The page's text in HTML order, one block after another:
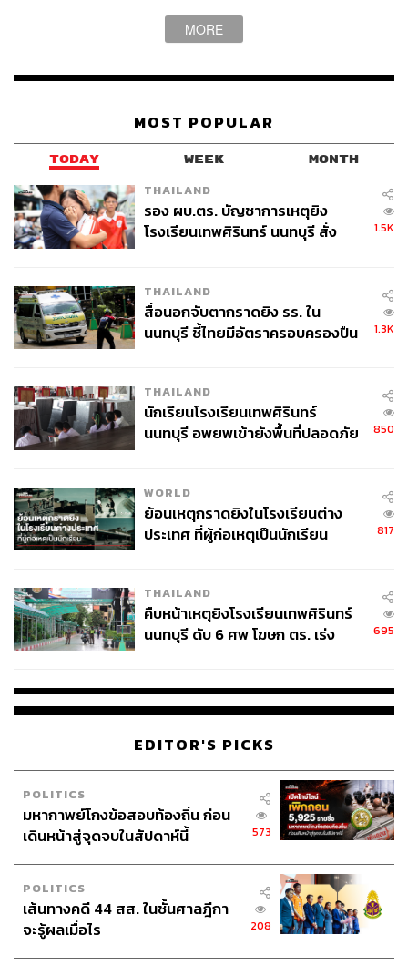
United Arab Emirates ก๊าซธรรมชาติ
Donald Trump
Masoud Pezeshkian
Saudi Arabia
Iran Israel War
ABOUT THE AUTHOR
ณรงค์กร มโนจันทร์เพ็ญ
MORE
MOST POPULAR
TODAY WEEK MONTH
THAILAND
รอง ผบ.ตร. บัญชาการเหตุยิง
โรงเรียนเทพศิรินทร์ นนทบุรี สั่ง
1.5K
THAILAND
สื่อนอกจับตากราดยิง รร. ใน
นนทบุรี ชี้ไทยมีอัตราครอบครองปืน
1.3K
THAILAND
นักเรียนโรงเรียนเทพศิรินทร์
นนทบุรี อพยพเข้ายังพื้นที่ปลอดภัย
850
WORLD
ย้อนเหตุกราดยิงในโรงเรียนต่าง
ประเทศ ที่ผู้ก่อเหตุเป็นนักเรียน
817
THAILAND
คืบหน้าเหตุยิงโรงเรียนเทพศิรินทร์
นนทบุรี ดับ 6 ศพ โฆษก ตร. เร่ง
695
EDITOR'S PICKS
POLITICS
มหากาพย์โกงข้อสอบท้องถิ่น ก่อน
เดินหน้าสู่จุดจบในสัปดาห์นี้
573
POLITICS
เส้นทางคดี 44 สส. ในชั้นศาลฎีกา
จะรู้ผลเมื่อไร
208